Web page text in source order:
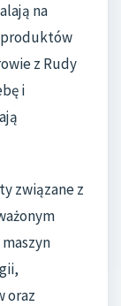
na
z Rudy
i
związane z
oraz